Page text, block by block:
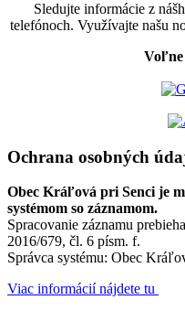
Sledujte informácie z
telefónoch. Využívajte našu
Voľne
Ochrana osobných
Obec Kráľová pri Senci je
systémom so záznamom.
Spracovanie záznamu
2016/679, čl. 6 písm. f.
Správca systému: Obec
Viac informácií nájdete tu